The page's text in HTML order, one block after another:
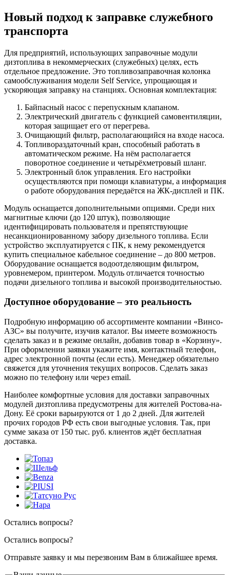
Новый подход к заправке служебного
транспорта
Для предприятий, использующих заправочные модули
дизтоплива в некоммерческих (служебных) целях, есть
отдельное предложение. Это топливозаправочная колонка
самообслуживания модели Self Service, упрощающая и
ускоряющая заправку на станциях. Основная комплектация:
Байпасный насос с перепускным клапаном.
Электрический двигатель с функцией самовентиляции,
которая защищает его от перегрева.
Очищающий фильтр, располагающийся на входе насоса.
Топливораздаточный кран, способный работать в
автоматическом режиме. На нём располагается
поворотное соединение и четырёхметровый шланг.
Электронный блок управления. Его настройки
осуществляются при помощи клавиатуры, а информация
о работе оборудования передаётся на ЖК-дисплей и ПК.
Модуль оснащается дополнительными опциями. Среди них
магнитные ключи (до 120 штук), позволяющие
идентифицировать пользователя и препятствующие
несанкционированному забору дизельного топлива. Если
устройство эксплуатируется с ПК, к нему рекомендуется
купить специальное кабельное соединение – до 800 метров.
Оборудование оснащается водоотделяющим фильтром,
уровнемером, принтером. Модуль отличается точностью
подачи дизельного топлива и высокой производительностью.
Доступное оборудование – это реальность
Подробную информацию об ассортименте компании «Винсо-
АЗС» вы получите, изучив каталог. Вы имеете возможность
сделать заказ и в режиме онлайн, добавив товар в «Корзину».
При оформлении заявки укажите имя, контактный телефон,
адрес электронной почты (если есть). Менеджер обязательно
свяжется для уточнения текущих вопросов. Сделать заказ
можно по телефону или через email.
Наиболее комфортные условия для доставки заправочных
модулей дизтоплива предусмотрены для жителей Ростова-на-
Дону. Её сроки варьируются от 1 до 2 дней. Для жителей
прочих городов РФ есть свои выгодные условия. Так, при
сумме заказа от 150 тыс. руб. клиентов ждёт бесплатная
доставка.
Остались вопросы?
Остались вопросы?
Отправьте заявку и мы перезвоним Вам в ближайшее время.